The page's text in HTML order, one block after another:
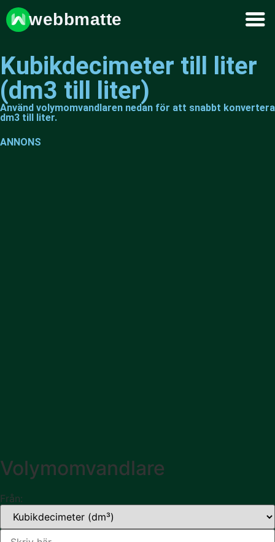
webbmatte
Kubikdecimeter till liter
(dm3 till liter)
Använd volymomvandlaren nedan för att snabbt konvertera
dm3 till liter.
ANNONS
Volymomvandlare
Från: